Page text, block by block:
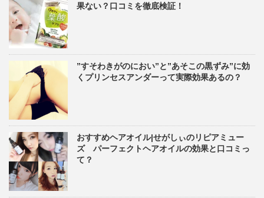
果ない？口コミを徹底検証！
”すそわきがのにおい”と”あそこの黒ずみ”に効
くプリンセスアンダーって実際効果あるの？
おすすめヘアオイル|せがしぃのリピアミュー
ズ パーフェクトヘアオイルの効果と口コミっ
て？